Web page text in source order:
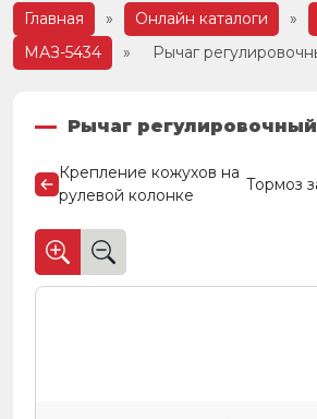
Главная » Онлайн каталоги »
МАЗ-5434
» Рычаг
Рычаг регулировочный
Крепление кожухов на
рулевой колонке
Тормоз